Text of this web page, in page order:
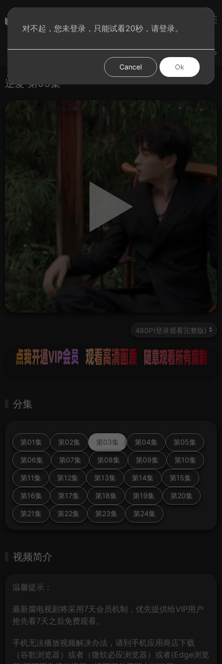
逆爱 第03集
分集
第01集 第02集 第03集 第04集 第05集
第06集 第07集 第08集 第09集 第10集
第11集 第12集 第13集 第14集 第15集
第16集 第17集 第18集 第19集 第20集
第21集 第22集 第23集 第24集
视频简介
温馨提示：
最新腐电视剧将采用7天会员机制，优先提供给VIP用户
抢先看7天之后免费观看。
手机无法播放视频解决办法，请到手机应用商店下载
（谷歌浏览器）或者（微软必应浏览器）或者(Edge浏览
对不起，您未登录，只能试看20秒，请登录。
Cancel Ok